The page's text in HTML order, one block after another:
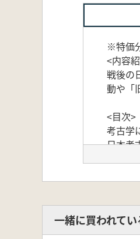
※特価
<内容
戦後の
動や「
<目次>
考古学
日本考
「旧石
一緒に買われて